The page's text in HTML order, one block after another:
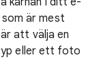
är mest
att välja en
eller ett foto